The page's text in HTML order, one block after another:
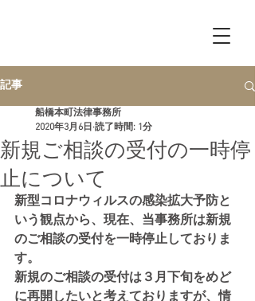
記事
新規ご相談の受付の一時停
止について
船橋本町法律事務所
2020年3月6日 読了時間: 1分
新型コロナウィルスの感染拡大予防と
いう観点から、現在、当事務所は新規
のご相談の受付を一時停止しておりま
す。
新規のご相談の受付は３月下旬をめど
に再開したいと考えておりますが、情